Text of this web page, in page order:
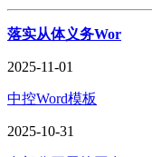
落实从体义务Wor
2025-11-01
中控Word模板
2025-10-31